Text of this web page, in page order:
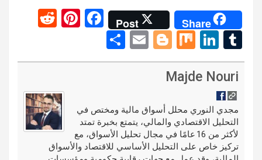
Share
Post
F
ce
o
k
Pi
er
t
d
t
T
u
m
bl
r
Li
n
ke
n
M
ix
Bl
o
er
E
m
h
Majde Nouri
مجدي النوري محلل أسواق مالية ومختص في
التحليل الاقتصادي والمالي، يتمتع بخبرة تمتد
لأكثر من 16 عامًا في مجال تحليل الأسواق، مع
تركيز خاص على التحليل الأساسي للاقتصاد والأسواق